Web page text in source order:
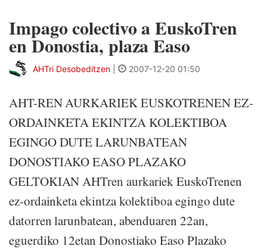
Impago colectivo a EuskoTren
en Donostia, plaza Easo
AHTri Desobeditzen 2007-12-20 01:50
AHT-REN AURKARIEK EUSKOTRENEN EZ-
ORDAINKETA EKINTZA KOLEKTIBOA
EGINGO DUTE LARUNBATEAN
DONOSTIAKO EASO PLAZAKO
GELTOKIAN AHTren aurkariek EuskoTrenen
ez-ordainketa ekintza kolektiboa egingo dute
datorren larunbatean, abenduaren 22an,
eguerdiko 12etan Donostiako Easo Plazako